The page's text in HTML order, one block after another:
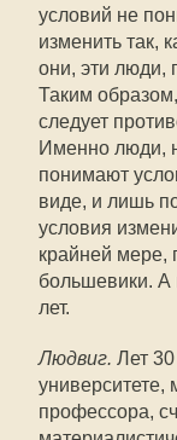
условий не
изменить так,
они, эти люди,
Таким
следует
Именно люди,
понимают
виде, и лишь
условия
крайней мере,
большевики. А
лет.
Людвиг. Лет 30
университете,
профессора,